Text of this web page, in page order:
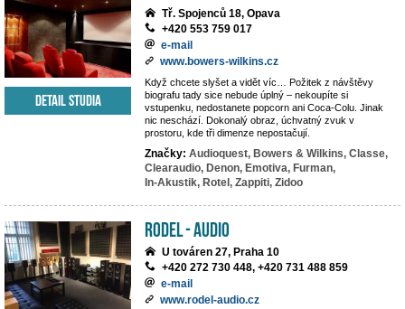
Tř. Spojenců 18, Opava
+420 553 759 017
e-mail
www.bowers-wilkins.cz
Když chcete slyšet a vidět víc… Požitek z návštěvy
biografu tady sice nebude úplný – nekoupíte si
vstupenku, nedostanete popcorn ani Coca-Colu. Jinak
nic neschází. Dokonalý obraz, úchvatný zvuk v
prostoru, kde tři dimenze nepostačují.
Značky: Audioquest, Bowers & Wilkins, Classe,
Clearaudio, Denon, Emotiva, Furman,
In-Akustik, Rotel, Zappiti, Zidoo
Detail studia
RODEL - AUDIO
U továren 27, Praha 10
+420 272 730 448, +420 731 488 859
e-mail
www.rodel-audio.cz